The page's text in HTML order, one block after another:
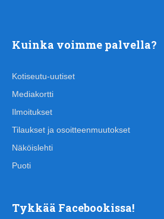
Kuinka voimme palvella?
Kotiseutu-uutiset
Mediakortti
Ilmoitukset
Tilaukset ja osoitteenmuutokset
Näköislehti
Puoti
Tykkää Facebookissa!